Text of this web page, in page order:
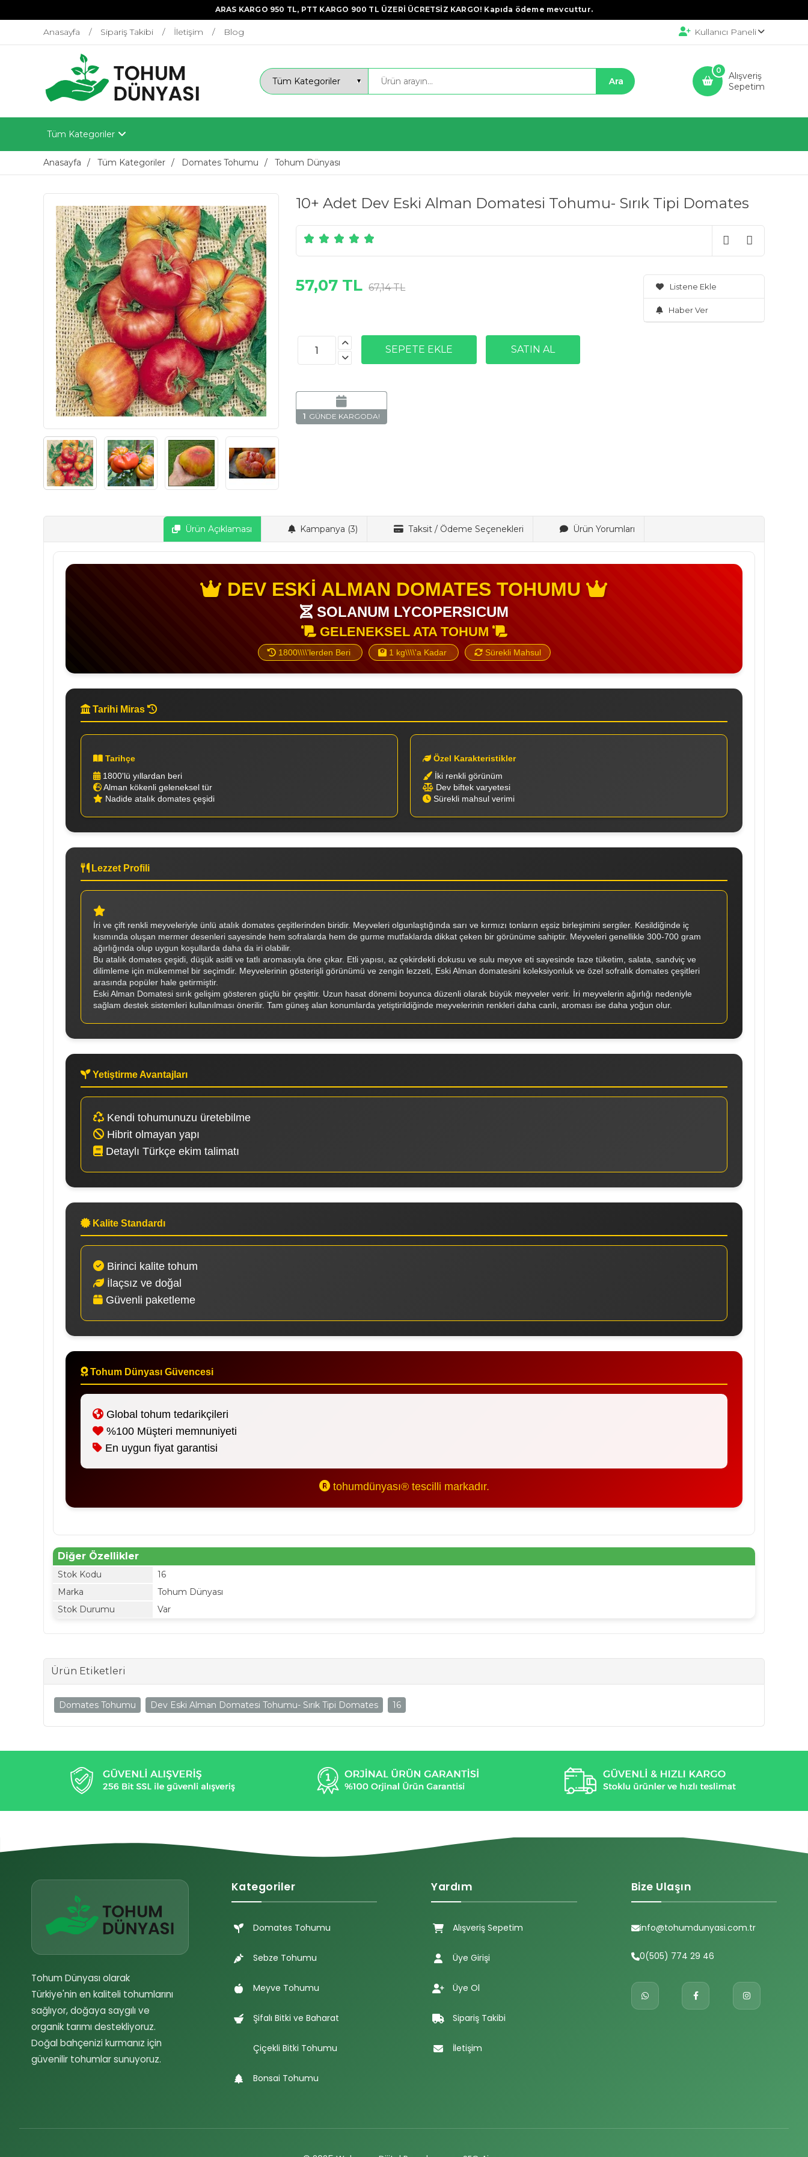
ARAS KARGO 950 TL, PTT KARGO 900 TL ÜZERİ ÜCRETSİZ KARGO! Kapıda ödeme mevcuttur.
Anasayfa Sipariş Takibi İletişim Blog Kullanıcı Paneli
Alışveriş
Sepetim
0
Tüm Kategoriler
Anasayfa Tüm Kategoriler Domates Tohumu Tohum Dünyası
10+ Adet Dev Eski Alman Domatesi Tohumu- Sırık Tipi Domates
57,07 TL 67,14 TL
1
Listene Ekle
Haber Ver
Ürün Açıklaması Kampanya (3) Taksit / Ödeme Seçenekleri Ürün Yorumları
DEV ESKİ ALMAN DOMATES TOHUMU
SOLANUM LYCOPERSICUM
GELENEKSEL ATA TOHUM
1800\\\\'lerden Beri 1 kg\\\\'a Kadar Sürekli Mahsul
Tarihi Miras
Tarihçe
1800'lü yıllardan beri
Alman kökenli geleneksel tür
Nadide atalık domates çeşidi
Özel Karakteristikler
İki renkli görünüm
Dev biftek varyetesi
Sürekli mahsul verimi
Lezzet Profili
İri ve çift renkli meyveleriyle ünlü atalık domates çeşitlerinden biridir. Meyveleri olgunlaştığında sarı ve kırmızı tonların eşsiz birleşimini sergiler. Kesildiğinde iç
kısmında oluşan mermer desenleri sayesinde hem sofralarda hem de gurme mutfaklarda dikkat çeken bir görünüme sahiptir. Meyveleri genellikle 300-700 gram
ağırlığında olup uygun koşullarda daha da iri olabilir.
Bu atalık domates çeşidi, düşük asitli ve tatlı aromasıyla öne çıkar. Etli yapısı, az çekirdekli dokusu ve sulu meyve eti sayesinde taze tüketim, salata, sandviç ve
dilimleme için mükemmel bir seçimdir. Meyvelerinin gösterişli görünümü ve zengin lezzeti, Eski Alman domatesini koleksiyonluk ve özel sofralık domates çeşitleri
arasında popüler hale getirmiştir.
Eski Alman Domatesi sırık gelişim gösteren güçlü bir çeşittir. Uzun hasat dönemi boyunca düzenli olarak büyük meyveler verir. İri meyvelerin ağırlığı nedeniyle
sağlam destek sistemleri kullanılması önerilir. Tam güneş alan konumlarda yetiştirildiğinde meyvelerinin renkleri daha canlı, aroması ise daha yoğun olur.
Yetiştirme Avantajları
Kendi tohumunuzu üretebilme
Hibrit olmayan yapı
Detaylı Türkçe ekim talimatı
Kalite Standardı
Birinci kalite tohum
İlaçsız ve doğal
Güvenli paketleme
Tohum Dünyası Güvencesi
Global tohum tedarikçileri
%100 Müşteri memnuniyeti
En uygun fiyat garantisi
tohumdünyası® tescilli markadır.
Diğer Özellikler
Stok Kodu
16
Marka
Tohum Dünyası
Stok Durumu
Var
Ürün Etiketleri
Domates Tohumu Dev Eski Alman Domatesi Tohumu- Sırık Tipi Domates 16
Tohum Dünyası olarak
Türkiye'nin en kaliteli tohumlarını
sağlıyor, doğaya saygılı ve
organik tarımı destekliyoruz.
Doğal bahçenizi kurmanız için
güvenilir tohumlar sunuyoruz.
Kategoriler
Domates Tohumu
Sebze Tohumu
Meyve Tohumu
Şifalı Bitki ve Baharat
Çiçekli Bitki Tohumu
Bonsai Tohumu
Yardım
Alışveriş Sepetim
Üye Girişi
Üye Ol
Sipariş Takibi
İletişim
Bize Ulaşın
info@tohumdunyasi.com.tr
0(505) 774 29 46